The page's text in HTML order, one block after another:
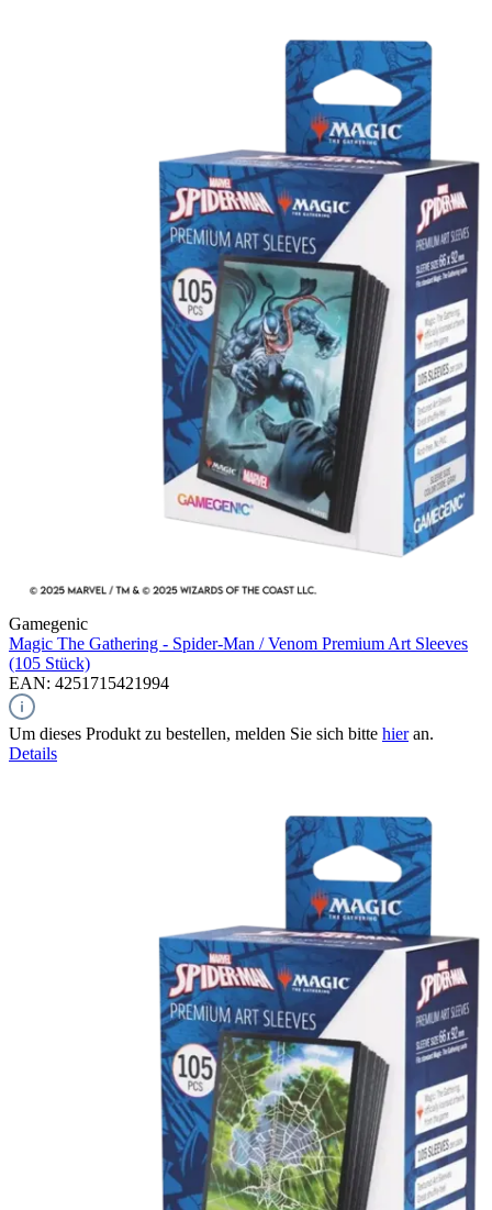
Gamegenic
Magic The Gathering - Spider-Man / Venom Premium Art Sleeves
(105 Stück)
EAN: 4251715421994
Um dieses Produkt zu bestellen, melden Sie sich bitte hieran.
Details